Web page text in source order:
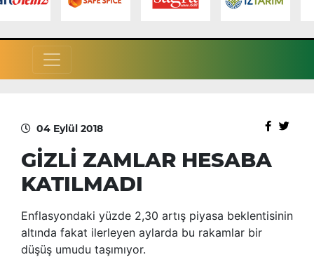
04 Eylül 2018
GİZLİ ZAMLAR HESABA
KATILMADI
Enflasyondaki yüzde 2,30 artış piyasa beklentisinin
altında fakat ilerleyen aylarda bu rakamlar bir
düşüş umudu taşımıyor.